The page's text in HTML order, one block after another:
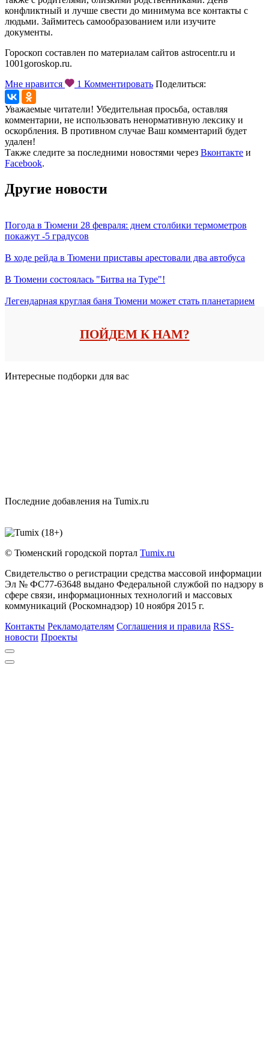
конфликтный и лучше свести до минимума все контакты с
людьми. Займитесь самообразованием или изучите
документы.
Гороскоп составлен по материалам сайтов astrocentr.ru и
1001goroskop.ru.
Мне нравится
1 Комментировать Поделиться:
Уважаемые читатели! Убедительная просьба, оставляя
комментарии, не использовать ненормативную лексику и
оскорбления. В противном случае Ваш комментарий будет
удален!
Также следите за последними новостями через Вконтакте и
Facebook.
Другие новости
Погода в Тюмени 28 февраля: днем столбики термометров
покажут -5 градусов
В ходе рейда в Тюмени приставы арестовали два автобуса
В Тюмени состоялась "Битва на Туре"!
Легендарная круглая баня Тюмени может стать планетарием
ПОЙДЕМ К НАМ?
Интересные подборки для вас
Последние добавления на Tumix.ru
© Тюменский городской портал Tumix.ru
Свидетельство о регистрации средства массовой информации
Эл № ФС77-63648 выдано Федеральной службой по надзору в
сфере связи, информационных технологий и массовых
коммуникаций (Роскомнадзор) 10 ноября 2015 г.
Контакты Рекламодателям Соглашения и правила RSS-
новости Проекты